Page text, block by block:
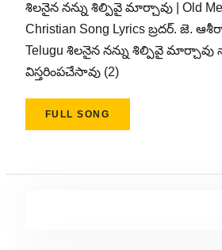
శిలనైన నన్ను శిల్పివై మార్చావు | Old
Christian Song Lyrics బ్రదర్. జె.
Telugu శిలనైన నన్ను శిల్పివై
విస్తరింపచేసావు (2)
FULL SONG